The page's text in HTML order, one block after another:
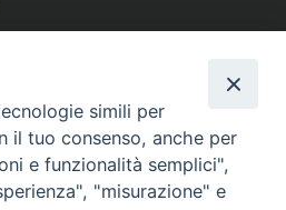
Molfetta (BA)
simili per
il tuo consenso, anche per
e funzionalità semplici",
"misurazione" e